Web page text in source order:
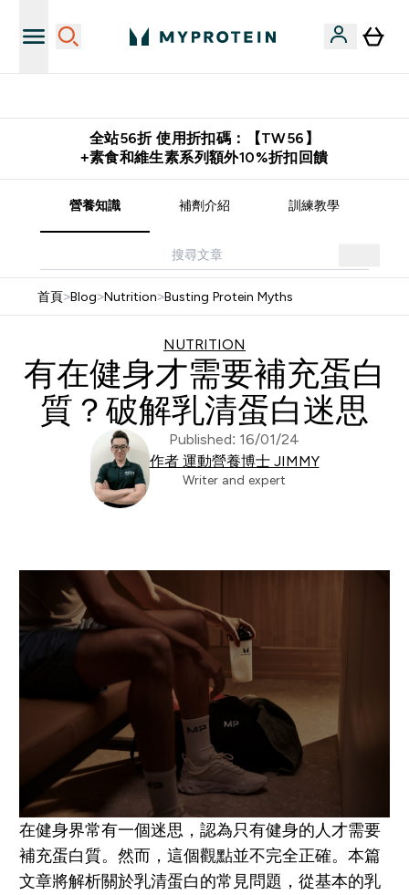
全站56折 使用折扣碼：【TW56】
+素食和維生素系列額外10%折扣回饋
營養知識 補劑介紹 訓練教學
首頁>Blog>Nutrition>Busting Protein Myths
NUTRITION
有在健身才需要補充蛋白
質？破解乳清蛋白迷思
Published: 16/01/24
作者 運動營養博士 JIMMY
Writer and expert
在健身界常有一個迷思，認為只有健身的人才需要
補充蛋白質。然而，這個觀點並不完全正確。本篇
文章將解析關於乳清蛋白的常見問題，從基本的乳